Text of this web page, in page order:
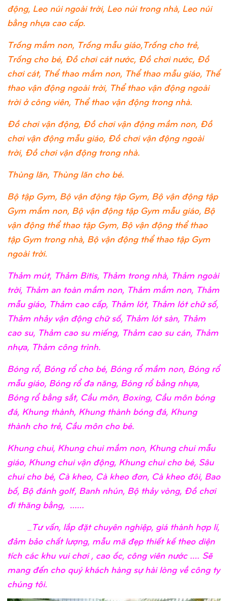
động, Leo núi ngoài trời, Leo núi trong nhà, Leo núi
bằng nhựa cao cấp.
Trống mầm non, Trống mẫu giáo,Trống cho trẻ,
Trống cho bé, Đồ chơi cát nước, Đồ chơi nước, Đồ
chơi cát, Thể thao mầm non, Thể thao mẫu giáo, Thể
thao vận động ngoài trời, Thể thao vận động ngoài
trời ở công viên, Thể thao vận động trong nhà.
Đồ chơi vận động, Đồ chơi vận động mầm non, Đồ
chơi vận động mẫu giáo, Đồ chơi vận động ngoài
trời, Đồ chơi vận động trong nhà.
Thùng lăn, Thùng lăn cho bé.
Bộ tập Gym, Bộ vận động tập Gym, Bộ vận động tập
Gym mầm non, Bộ vận động tập Gym mẫu giáo, Bộ
vận động thể thao tập Gym, Bộ vận động thể thao
tập Gym trong nhà, Bộ vận động thể thao tập Gym
ngoài trời.
Thảm mút, Thảm Bitis, Thảm trong nhà, Thảm ngoài
trời, Thảm an toàn mầm non, Thảm mầm non, Thảm
mẫu giáo, Thảm cao cấp, Thảm lót, Thảm lót chữ số,
Thảm nhảy vận động chữ số, Thảm lót sàn, Thảm
cao su, Thảm cao su miếng, Thảm cao su cán, Thảm
nhựa, Thảm công trình.
Bóng rổ, Bóng rổ cho bé, Bóng rổ mầm non, Bóng rổ
mẫu giáo, Bóng rổ đa năng, Bóng rổ bằng nhựa,
Bóng rổ bằng sắt, Cầu môn, Boxing, Cầu môn bóng
đá, Khung thành, Khung thành bóng đá, Khung
thành cho trẻ, Cầu môn cho bé.
Khung chui, Khung chui mầm non, Khung chui mẫu
giáo, Khung chui vận động, Khung chui cho bé, Sâu
chui cho bé, Cà kheo, Cà kheo đơn, Cà kheo đôi, Bao
bố, Bộ đánh golf, Banh nhún, Bộ thảy vòng, Đồ chơi
đi thăng bằng, ……
_Tư vấn, lắp đặt chuyên nghiệp, giá thành hợp lí,
đảm bảo chất lượng, mẫu mã đẹp thiết kế theo diện
tích các khu vui chơi , cao ốc, công viên nước …. Sẽ
mang đến cho quý khách hàng sự hài lòng về công ty
chúng tôi.